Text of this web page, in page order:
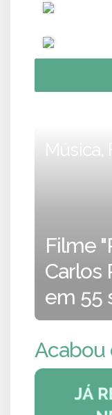
Música,
Filme
Carlos
em 55
Acabou